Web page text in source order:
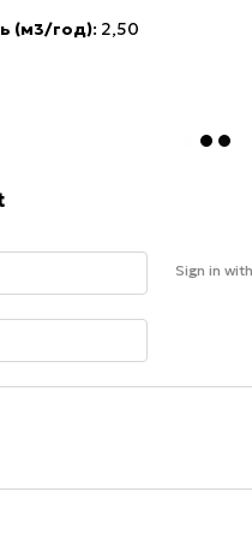
(м3/год): 2,50
Sign in